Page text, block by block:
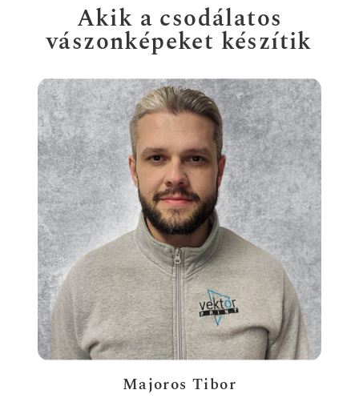
Akik a csodálatos
vászonképeket készítik
Majoros Tibor